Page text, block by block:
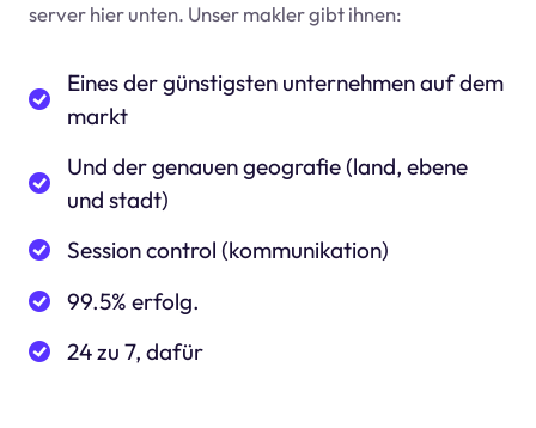
server hier unten. Unser makler gibt ihnen:
Eines der günstigsten unternehmen auf dem
markt
Und der genauen geografie (land, ebene
und stadt)
Session control (kommunikation)
99.5% erfolg.
24 zu 7, dafür